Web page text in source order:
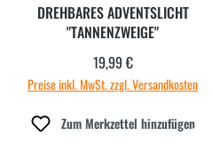
DREHBARES ADVENTSLICHT
"TANNENZWEIGE"
Regulärer Preis:
19,99 €
Preise inkl. MwSt. zzgl. Versandkosten
Zum Merkzettel hinzufügen